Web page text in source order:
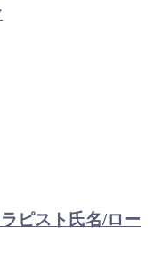
ピスト氏名/ロー